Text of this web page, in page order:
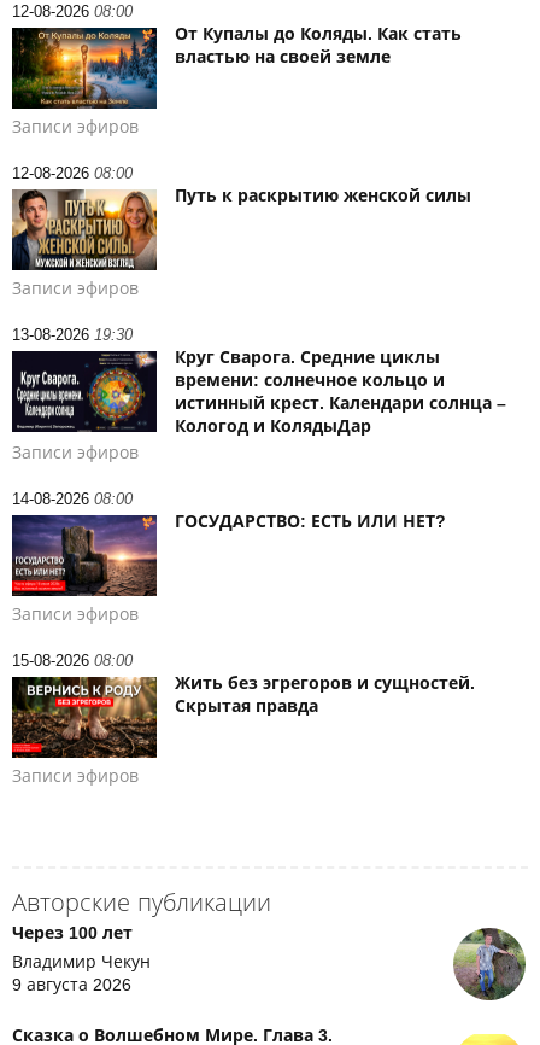
12-08-2026 08:00
От Купалы до Коляды. Как стать
властью на своей земле
Записи эфиров
12-08-2026 08:00
Путь к раскрытию женской силы
Записи эфиров
13-08-2026 19:30
Круг Сварога. Средние циклы
времени: солнечное кольцо и
истинный крест. Календари солнца –
Кологод и КолядыДар
Записи эфиров
14-08-2026 08:00
ГОСУДАРСТВО: ЕСТЬ ИЛИ НЕТ?
Записи эфиров
15-08-2026 08:00
Жить без эгрегоров и сущностей.
Скрытая правда
Записи эфиров
Авторские публикации
Через 100 лет
Владимир Чекун
9 августа 2026
Сказка о Волшебном Мире. Глава 3.